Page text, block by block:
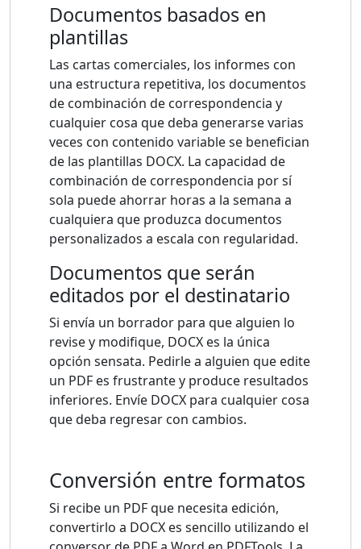
Documentos basados ​​en
plantillas
Las cartas comerciales, los informes con
una estructura repetitiva, los documentos
de combinación de correspondencia y
cualquier cosa que deba generarse varias
veces con contenido variable se benefician
de las plantillas DOCX. La capacidad de
combinación de correspondencia por sí
sola puede ahorrar horas a la semana a
cualquiera que produzca documentos
personalizados a escala con regularidad.
Documentos que serán
editados por el destinatario
Si envía un borrador para que alguien lo
revise y modifique, DOCX es la única
opción sensata. Pedirle a alguien que edite
un PDF es frustrante y produce resultados
inferiores. Envíe DOCX para cualquier cosa
que deba regresar con cambios.
Conversión entre formatos
Si recibe un PDF que necesita edición,
convertirlo a DOCX es sencillo utilizando el